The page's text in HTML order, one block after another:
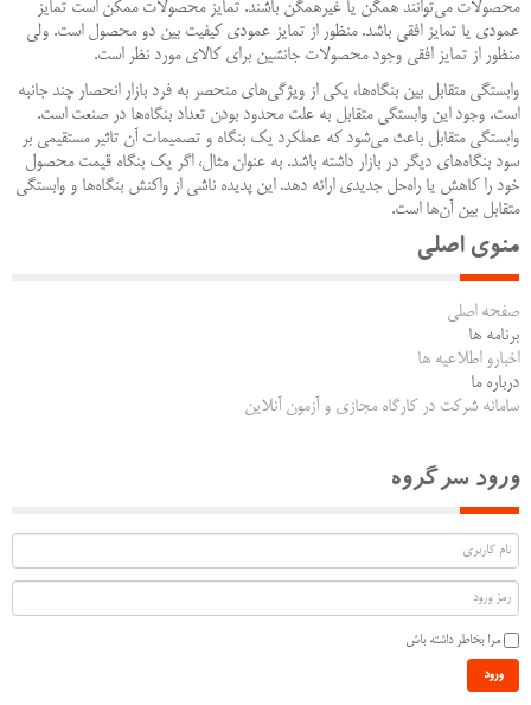
محصولات می‌توانند همگن یا غیر‌همگن باشند. تمایز محصولات ممکن است تمایز
عمودی یا تمایز افقی باشد. منظور از تمایز عمودی کیفیت بین دو محصول است. ولی
منظور از تمایز افقی وجود محصولات جانشین برای کالای مورد نظر است.
وابستگی متقابل بین بنگاه‌ها، یکی از ویژگی‌های منحصر به فرد بازار انحصار چند جانبه
است. وجود این وابستگی متقابل به علت محدود بودن تعداد بنگاه‌ها در صنعت است.
وابستگی متقابل باعث می‌شود که عملکرد یک بنگاه و تصمیمات آن تاثیر مستقیمی بر
سود بنگاه‌های دیگر در بازار داشته باشد. به عنوان مثال، اگر یک بنگاه قیمت محصول
خود را کاهش یا راه‌حل جدیدی ارائه دهد. این پدیده ناشی از واکنش بنگاه‌ها و وابستگی
متقابل بین آن‌ها است.
منوی اصلی
صفحه اصلی
برنامه ها
اخبارو اطلاعیه ها
درباره ما
سامانه شرکت در کارگاه مجازی و آزمون آنلاین
ورود سرگروه
مرا بخاطر داشته باش
ورود